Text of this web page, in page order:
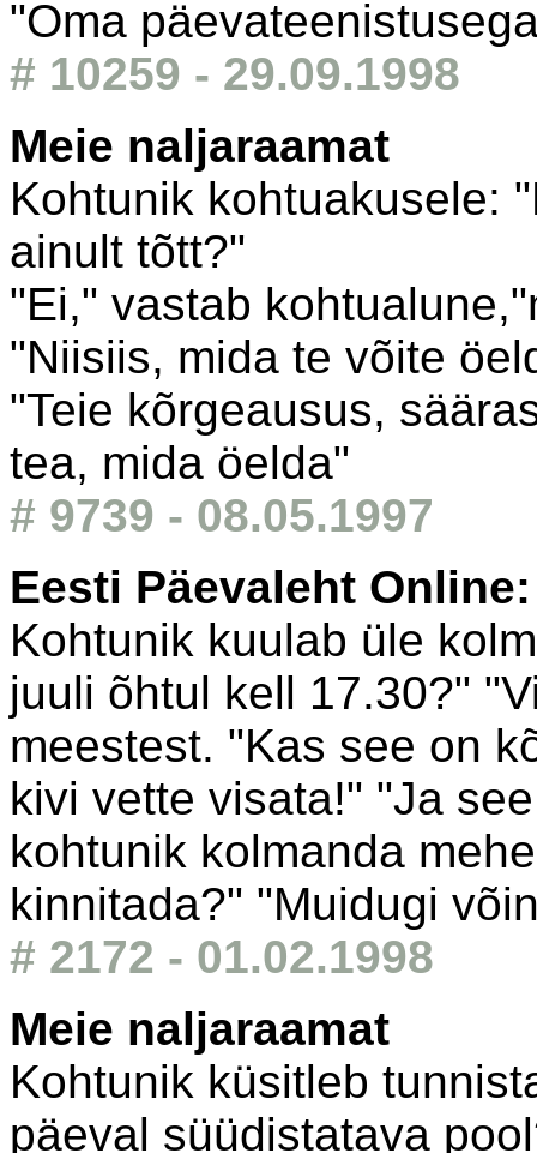
"Oma
# 10259 - 29.09.1998
Meie naljaraamat
Kohtunik kohtuakusele:
ainult tõtt?"
"Ei," vastab
"Niisiis, mida te võite
"Teie kõrgeausus,
tea, mida öelda"
# 9739 - 08.05.1997
Eesti Päevaleht
Kohtunik kuulab üle
juuli õhtul kell 17.30?"
meestest. "Kas see on
kivi vette visata!" "Ja
kohtunik kolmanda
kinnitada?" "Muidugi
# 2172 - 01.02.1998
Meie naljaraamat
Kohtunik küsitleb
päeval süüdistatava